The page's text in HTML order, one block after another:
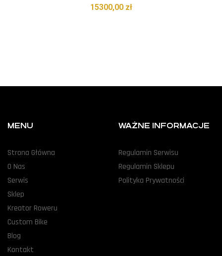
15300,00 zł
MENU
Strona Główna
O Nas
Serwis
Sklep
Kreator Roweru
Custom Bike
Blog
Kontakt
WAŻNE INFORMACJE
Regulamin Serwisu
Regulamin Sklepu
Polityka Prywatności